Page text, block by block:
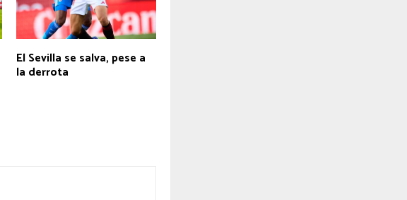
El Sevilla se salva, pese a
la derrota